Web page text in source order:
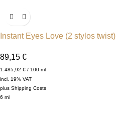
Instant Eyes Love (2 stylos twist)
89,15 €
1.485,92 € / 100 ml
incl. 19% VAT
plus Shipping Costs
6 ml